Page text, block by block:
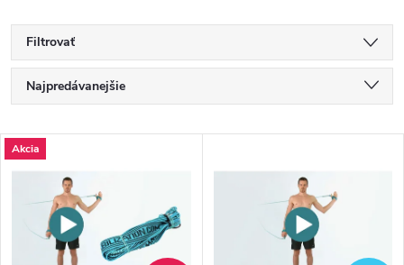
Filtrovať
R
a
d
Najpredávanejšie
Najdrahšie
Abecedne
V
Akcia